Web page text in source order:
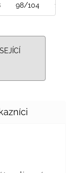
98/104 104/
hvězdiček.